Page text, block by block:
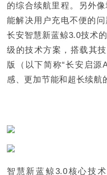
的综合续航里程‌。另外
能解决用户充电不便的
长安智慧新蓝鲸3.0技术
级的技术方案，搭载其
版（以下简称“长安启源
感、更加节能和超长续航
智慧新蓝鲸3.0核心技